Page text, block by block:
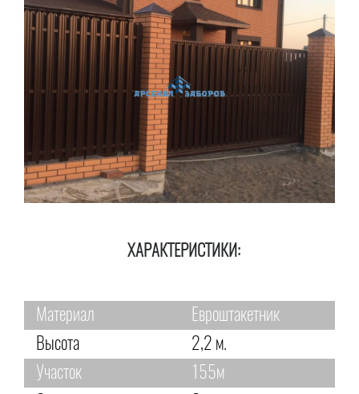
ХАРАКТЕРИСТИКИ:
Материал
Евроштакетник
Высота
2,2 м.
Участок
155м